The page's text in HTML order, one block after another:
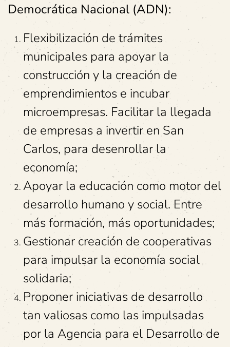
Democrática Nacional (ADN):
Flexibilización de trámites
municipales para apoyar la
construcción y la creación de
emprendimientos e incubar
microempresas. Facilitar la llegada
de empresas a invertir en San
Carlos, para desenrollar la
economía;
Apoyar la educación como motor del
desarrollo humano y social. Entre
más formación, más oportunidades;
Gestionar creación de cooperativas
para impulsar la economía social
solidaria;
Proponer iniciativas de desarrollo
tan valiosas como las impulsadas
por la Agencia para el Desarrollo de